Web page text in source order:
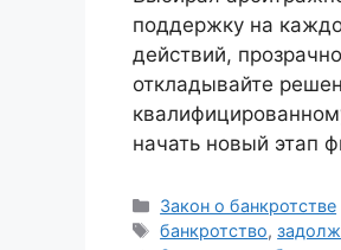
поддержку на
действий,
откладывайте
начать новый этап
Рубрики
Закон о банкротстве
Метки
банкротство,